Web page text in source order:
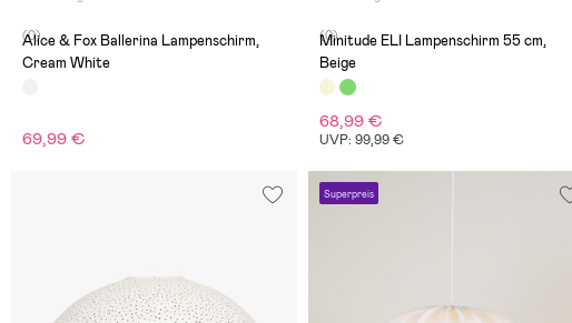
(0)
Alice & Fox Ballerina Lampenschirm,
Cream White
69,99 €
(0)
Minitude ELI Lampenschirm 55 cm,
Beige
68,99 €
UVP: 99,99 €
Superpreis